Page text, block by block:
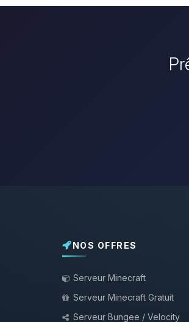
NOS OFFRES
Serveur Minecraft
Serveur Minecraft Gratuit
Serveur Bungee / Velocity